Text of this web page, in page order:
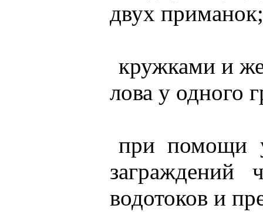
двух приманок;
кружками и
лова у одного
при помощи
заграждений
водотоков и